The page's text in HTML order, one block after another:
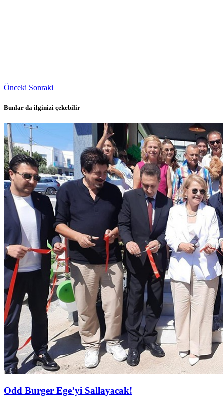
Önceki Sonraki
Bunlar da ilginizi çekebilir
Odd Burger Ege’yi Sallayacak!